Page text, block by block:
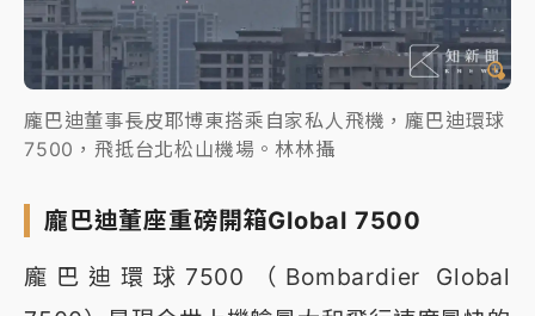
龐巴迪董事長皮耶博東搭乘自家私人飛機，龐巴迪環球
7500，飛抵台北松山機場。林林攝
龐巴迪董座重磅開箱Global 7500
龐巴迪環球7500（Bombardier Global